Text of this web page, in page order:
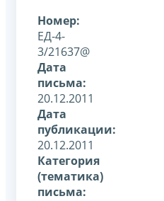
Номер:
ЕД-4-
3/21637@
Дата
письма:
20.12.2011
Дата
публикации:
20.12.2011
Категория
(тематика)
письма: